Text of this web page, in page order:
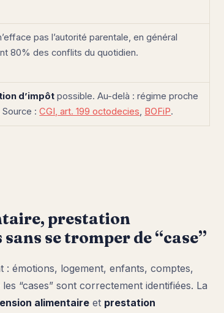
pas l’autorité parentale, en général
80% des conflits du quotidien.
d’impôt possible. Au-delà : régime proche
Source :CGI, art. 199 octodecies, BOFiP.
prestation
se tromper de “case”
: émotions, logement, enfants, comptes,
“cases” sont correctement identifiées. La
alimentaire et prestation